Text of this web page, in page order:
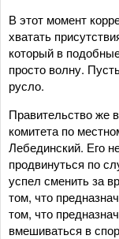
В этот момент
хватать
который в
просто волну.
русло.
Правительство же
комитета по
Лебединский. Его
продвинуться по
успел сменить за
том, что
том, что
вмешиваться в